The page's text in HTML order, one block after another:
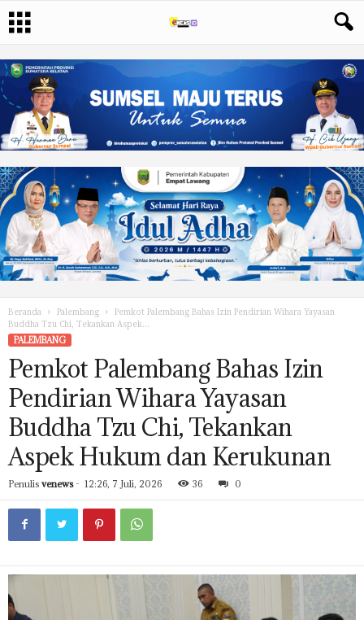
Beranda Palembang
Pemkot Palembang Bahas Izin Pendirian Wihara Yayasan
Buddha Tzu Chi, Tekankan Aspek...
PALEMBANG
Pemkot Palembang Bahas Izin
Pendirian Wihara Yayasan
Buddha Tzu Chi, Tekankan
Aspek Hukum dan Kerukunan
Penulis venews- 12:26, 7 Juli, 2026 36 0